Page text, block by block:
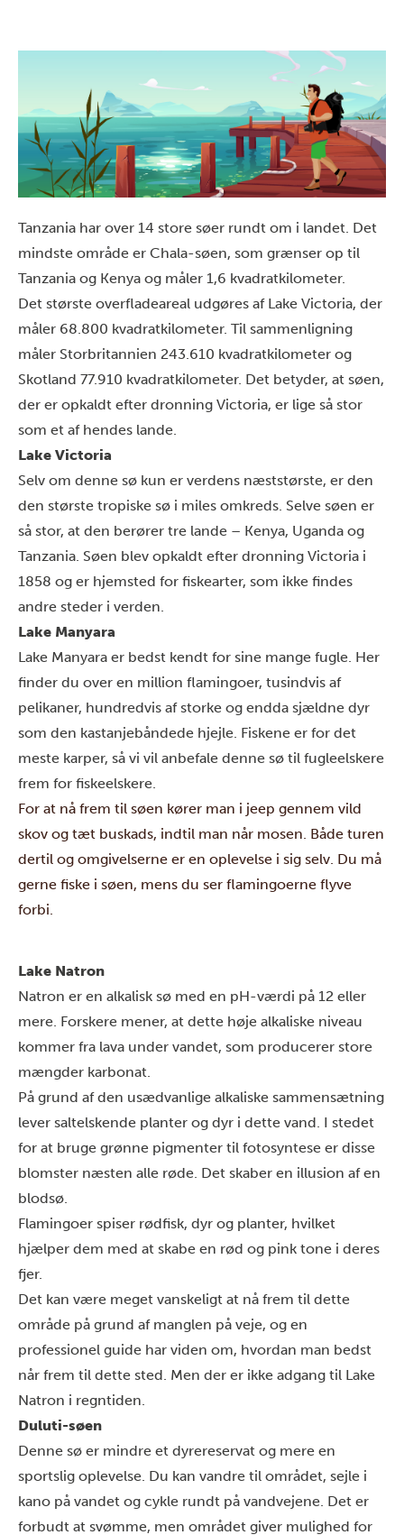
Tanzania har over 14 store søer rundt om i landet. Det
mindste område er Chala-søen, som grænser op til
Tanzania og Kenya og måler 1,6 kvadratkilometer.
Det største overfladeareal udgøres af Lake Victoria, der
måler 68.800 kvadratkilometer. Til sammenligning
måler Storbritannien 243.610 kvadratkilometer og
Skotland 77.910 kvadratkilometer. Det betyder, at søen,
der er opkaldt efter dronning Victoria, er lige så stor
som et af hendes lande.
Lake Victoria
Selv om denne sø kun er verdens næststørste, er den
den største tropiske sø i miles omkreds. Selve søen er
så stor, at den berører tre lande – Kenya, Uganda og
Tanzania. Søen blev opkaldt efter dronning Victoria i
1858 og er hjemsted for fiskearter, som ikke findes
andre steder i verden.
Lake Manyara
Lake Manyara er bedst kendt for sine mange fugle. Her
finder du over en million flamingoer, tusindvis af
pelikaner, hundredvis af storke og endda sjældne dyr
som den kastanjebåndede hjejle. Fiskene er for det
meste karper, så vi vil anbefale denne sø til fugleelskere
frem for fiskeelskere.
For at nå frem til søen kører man i jeep gennem vild
skov og tæt buskads, indtil man når mosen. Både turen
dertil og omgivelserne er en oplevelse i sig selv. Du må
gerne fiske i søen, mens du ser flamingoerne flyve
forbi.
Lake Natron
Natron er en alkalisk sø med en pH-værdi på 12 eller
mere. Forskere mener, at dette høje alkaliske niveau
kommer fra lava under vandet, som producerer store
mængder karbonat.
På grund af den usædvanlige alkaliske sammensætning
lever saltelskende planter og dyr i dette vand. I stedet
for at bruge grønne pigmenter til fotosyntese er disse
blomster næsten alle røde. Det skaber en illusion af en
blodsø.
Flamingoer spiser rødfisk, dyr og planter, hvilket
hjælper dem med at skabe en rød og pink tone i deres
fjer.
Det kan være meget vanskeligt at nå frem til dette
område på grund af manglen på veje, og en
professionel guide har viden om, hvordan man bedst
når frem til dette sted. Men der er ikke adgang til Lake
Natron i regntiden.
Duluti-søen
Denne sø er mindre et dyrereservat og mere en
sportslig oplevelse. Du kan vandre til området, sejle i
kano på vandet og cykle rundt på vandvejene. Det er
forbudt at svømme, men området giver mulighed for